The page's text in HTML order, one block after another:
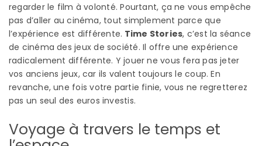
regarder le film à volonté. Pourtant, ça ne vous empêche
pas d’aller au cinéma, tout simplement parce que
l’expérience est différente. Time Stories, c’est la séance
de cinéma des jeux de société. Il offre une expérience
radicalement différente. Y jouer ne vous fera pas jeter
vos anciens jeux, car ils valent toujours le coup. En
revanche, une fois votre partie finie, vous ne regretterez
pas un seul des euros investis.
Voyage à travers le temps et